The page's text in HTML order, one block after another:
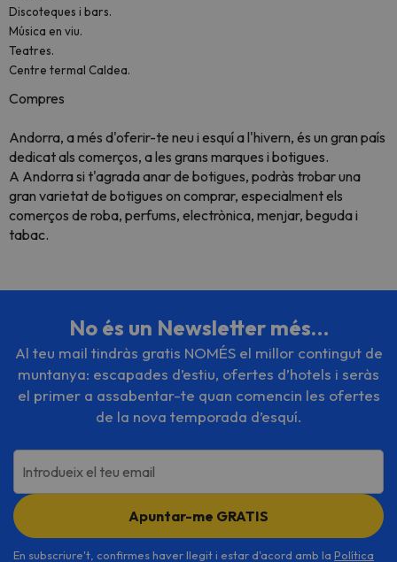
Discoteques i bars.
Música en viu.
Teatres.
Centre termal Caldea.
Compres
Andorra, a més d'oferir-te neu i esquí a l'hivern, és un gran país
dedicat als comerços, a les grans marques i botigues.
A Andorra si t'agrada anar de botigues, podràs trobar una
gran varietat de botigues on comprar, especialment els
comerços de roba, perfums, electrònica, menjar, beguda i
tabac.
No és un Newsletter més…
Al teu mail tindràs gratis NOMÉS el millor contingut de
muntanya: escapades d’estiu, ofertes d’hotels i seràs
el primer a assabentar-te quan comencin les ofertes
de la nova temporada d’esquí.
Introdueix el teu email
Apuntar-me GRATIS
En subscriure't, confirmes haver llegit i estar d'acord amb la Política